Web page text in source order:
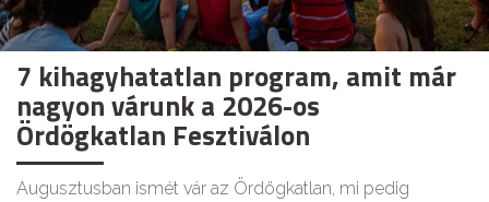
7 kihagyhatatlan program, amit már
nagyon várunk a 2026-os
Ördögkatlan Fesztiválon
Augusztusban ismét vár az Ördögkatlan, mi pedig